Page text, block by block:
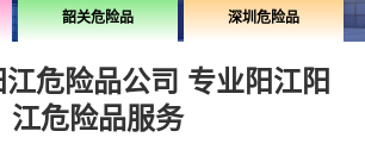
韶关危险品 深圳危险品
危险品公司 专业阳江阳
江危险品服务